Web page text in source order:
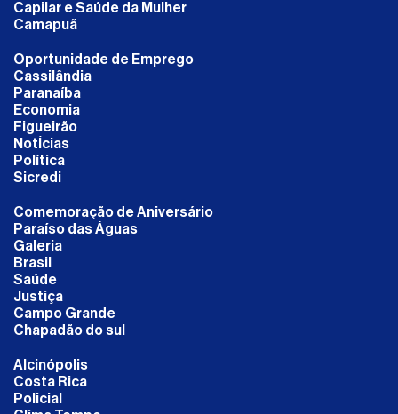
Capilar e Saúde da Mulher
Camapuã
Oportunidade de Emprego
Cassilândia
Paranaíba
Economia
Figueirão
NotÍcias
Política
Sicredi
Comemoração de Aniversário
Paraíso das Águas
Galeria
Brasil
Saúde
Justiça
Campo Grande
Chapadão do sul
Alcinópolis
Costa Rica
Policial